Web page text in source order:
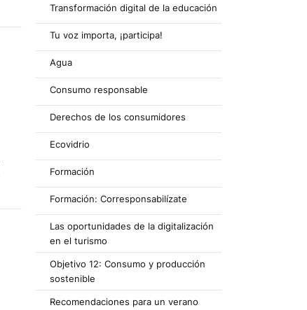
Transformación digital de la educación
Tu voz importa, ¡participa!
Agua
Consumo responsable
Derechos de los consumidores
Ecovidrio
Formación
Formación: Corresponsabilízate
Las oportunidades de la digitalización
en el turismo
Objetivo 12: Consumo y producción
sostenible
Recomendaciones para un verano